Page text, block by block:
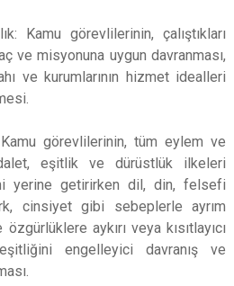
Kamu görevlilerinin, çalıştıkları
ve misyonuna uygun davranması,
ve kurumlarının hizmet idealleri
görevlilerinin, tüm eylem ve
eşitlik ve dürüstlük ilkeleri
yerine getirirken dil, din, felsefi
cinsiyet gibi sebeplerle ayrım
aykırı veya kısıtlayıcı
engelleyici davranış ve